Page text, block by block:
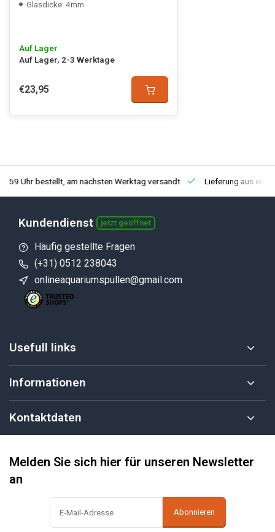
Glasdicke: 4mm
Auf Lager
Auf Lager, 2-3 Werktage
€23,95
Uhr bestellt, am nächsten Werktag versandt Lieferung aus
Kundendienst jetzt geöffnet
Häufig gestellte Fragen
(+31) 0512 238043
onlineaquariumspullen@gmail.com
Usefull links
Informationen
Kontaktdaten
Melden Sie sich hier für unseren Newsletter
an
Abonnieren